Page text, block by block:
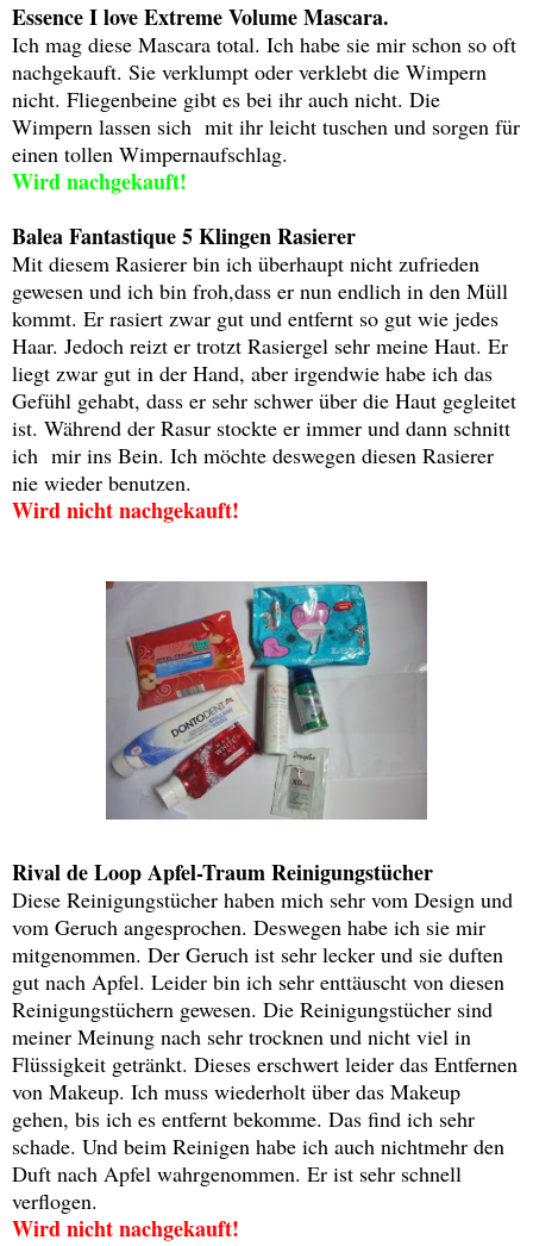
Essence I love Extreme Volume Mascara.
Ich mag diese Mascara total. Ich habe sie mir schon so oft
nachgekauft. Sie verklumpt oder verklebt die Wimpern
nicht. Fliegenbeine gibt es bei ihr auch nicht. Die
Wimpern lassen sich mit ihr leicht tuschen und sorgen für
einen tollen Wimpernaufschlag.
Wird nachgekauft!
Balea Fantastique 5 Klingen Rasierer
Mit diesem Rasierer bin ich überhaupt nicht zufrieden
gewesen und ich bin froh,dass er nun endlich in den Müll
kommt. Er rasiert zwar gut und entfernt so gut wie jedes
Haar. Jedoch reizt er trotzt Rasiergel sehr meine Haut. Er
liegt zwar gut in der Hand, aber irgendwie habe ich das
Gefühl gehabt, dass er sehr schwer über die Haut gegleitet
ist. Während der Rasur stockte er immer und dann schnitt
ich mir ins Bein. Ich möchte deswegen diesen Rasierer
nie wieder benutzen.
Wird nicht nachgekauft!
Rival de Loop Apfel-Traum Reinigungstücher
Diese Reinigungstücher haben mich sehr vom Design und
vom Geruch angesprochen. Deswegen habe ich sie mir
mitgenommen. Der Geruch ist sehr lecker und sie duften
gut nach Apfel. Leider bin ich sehr enttäuscht von diesen
Reinigungstüchern gewesen. Die Reinigungstücher sind
meiner Meinung nach sehr trocknen und nicht viel in
Flüssigkeit getränkt. Dieses erschwert leider das Entfernen
von Makeup. Ich muss wiederholt über das Makeup
gehen, bis ich es entfernt bekomme. Das find ich sehr
schade. Und beim Reinigen habe ich auch nichtmehr den
Duft nach Apfel wahrgenommen. Er ist sehr schnell
verflogen.
Wird nicht nachgekauft!